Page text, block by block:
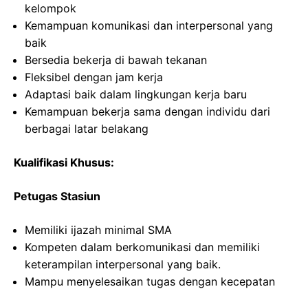
kelompok
Kemampuan komunikasi dan interpersonal yang
baik
Bersedia bekerja di bawah tekanan
Fleksibel dengan jam kerja
Adaptasi baik dalam lingkungan kerja baru
Kemampuan bekerja sama dengan individu dari
berbagai latar belakang
Kualifikasi Khusus:
Petugas Stasiun
Memiliki ijazah minimal SMA
Kompeten dalam berkomunikasi dan memiliki
keterampilan interpersonal yang baik.
Mampu menyelesaikan tugas dengan kecepatan